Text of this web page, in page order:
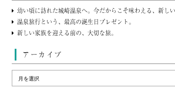
幼い頃に訪れた城崎温泉へ。今だからこそ味わえる、新しい
温泉旅行という、最高の誕生日プレゼント。
新しい家族を迎える前の、大切な旅。
アーカイブ